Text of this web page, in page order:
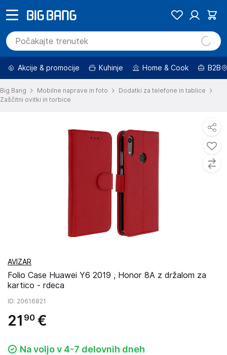
Akcije & promocije Kuhinje Home & Cook B2B
Big Bang Mobilne naprave in foto
Dodatki za telefone in tablice
Zaščitni ovitki in torbice
AVIZAR
Folio Case Huawei Y6 2019 , Honor 8A z držalom za
kartico - rdeca
ID: 20616821
21 90 €
Na voljo v 4-7 delovnih dneh